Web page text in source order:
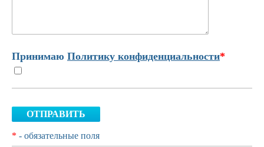
Принимаю Политику конфиденциальности*
ОТПРАВИТЬ
* - обязательные поля